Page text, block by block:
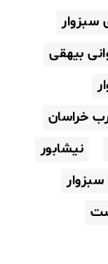
سبزوار
بیهقی
خراسان
نیشابور